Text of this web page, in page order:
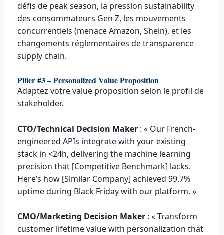
défis de peak season, la pression sustainability
des consommateurs Gen Z, les mouvements
concurrentiels (menace Amazon, Shein), et les
changements réglementaires de transparence
supply chain.
Pilier #3 – Personalized Value Proposition
Adaptez votre value proposition selon le profil de
stakeholder.
CTO/Technical Decision Maker: « Our French-
engineered APIs integrate with your existing
stack in <24h, delivering the machine learning
precision that [Competitive Benchmark] lacks.
Here’s how [Similar Company] achieved 99.7%
uptime during Black Friday with our platform. »
CMO/Marketing Decision Maker: « Transform
customer lifetime value with personalization that